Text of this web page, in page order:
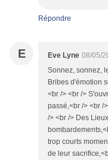
Répondre
E Eve Lyne 08/05/
Sonnez, sonnez,
Bribes d'émotion
<br /> <br />
passé,<br /> <br /
/> <br /> Des
trop courts
de leur